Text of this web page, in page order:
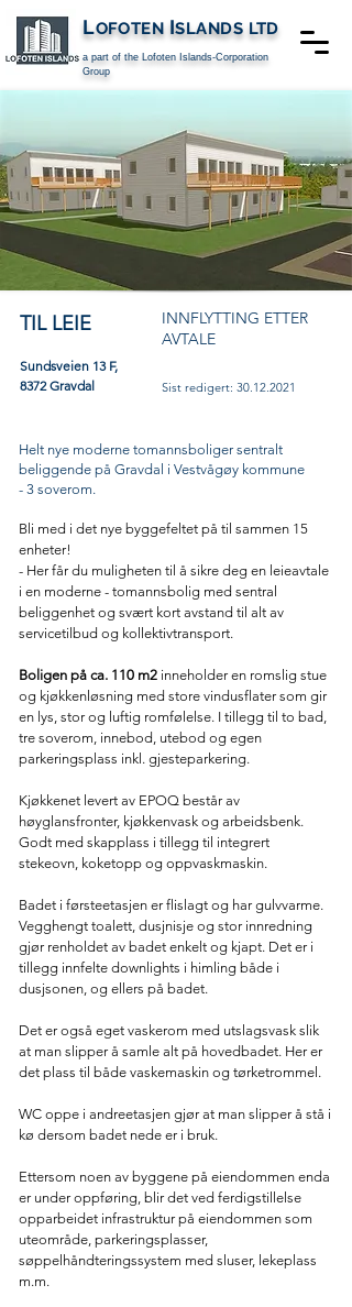
LOFOTEN ISLANDS LTD
a part of the Lofoten Islands-Corporation
Group
TIL LEIE
Sundsveien 13 F,
8372 Gravdal
INNFLYTTING ETTER
AVTALE
Sist redigert: 30.12.2021
Helt nye moderne tomannsboliger sentralt
beliggende på Gravdal i Vestvågøy kommune
- 3 soverom.
Bli med i det nye byggefeltet på til sammen 15
enheter!
- Her får du muligheten til å sikre deg en leieavtale
i en moderne - tomannsbolig med sentral
beliggenhet og svært kort avstand til alt av
servicetilbud og kollektivtransport.
Boligen på ca. 110 m2 inneholder en romslig stue
og kjøkkenløsning med store vindusflater som gir
en lys, stor og luftig romfølelse. I tillegg til to bad,
tre soverom, innebod, utebod og egen
parkeringsplass inkl. gjesteparkering.
Kjøkkenet levert av EPOQ består av
høyglansfronter, kjøkkenvask og arbeidsbenk.
Godt med skapplass i tillegg til integrert
stekeovn, koketopp og oppvaskmaskin.
Badet i førsteetasjen er flislagt og har gulvvarme.
Vegghengt toalett, dusjnisje og stor innredning
gjør renholdet av badet enkelt og kjapt. Det er i
tillegg innfelte downlights i himling både i
dusjsonen, og ellers på badet.
Det er også eget vaskerom med utslagsvask slik
at man slipper å samle alt på hovedbadet. Her er
det plass til både vaskemaskin og tørketrommel.
WC oppe i andreetasjen gjør at man slipper å stå i
kø dersom badet nede er i bruk.
Ettersom noen av byggene på eiendommen enda
er under oppføring, blir det ved ferdigstillelse
opparbeidet infrastruktur på eiendommen som
uteområde, parkeringsplasser,
søppelhåndteringssystem med sluser, lekeplass
m.m.